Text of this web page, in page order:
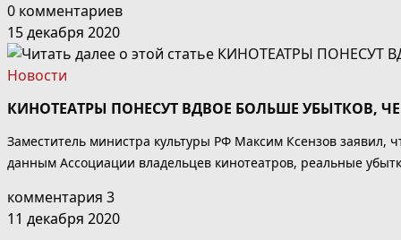
0 комментариев
15 декабря 2020
Новости
КИНОТЕАТРЫ ПОНЕСУТ ВДВОЕ БОЛЬШЕ УБЫТКОВ,
Заместитель министра культуры РФ Максим Ксензов заявил,
данным Ассоциации владельцев кинотеатров, реальные
комментария 3
11 декабря 2020